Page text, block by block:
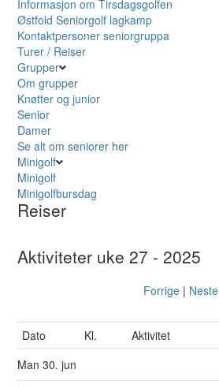
Informasjon om Tirsdagsgolfen
Østfold Seniorgolf lagkamp
Kontaktpersoner seniorgruppa
Turer / Reiser
Grupper
Om grupper
Knøtter og junior
Senior
Damer
Se alt om seniorer her
Minigolf
Minigolf
Minigolfbursdag
Reiser
Aktiviteter uke 27 - 2025
Forrige| Neste
Dato Kl. Aktivitet
Man30. jun